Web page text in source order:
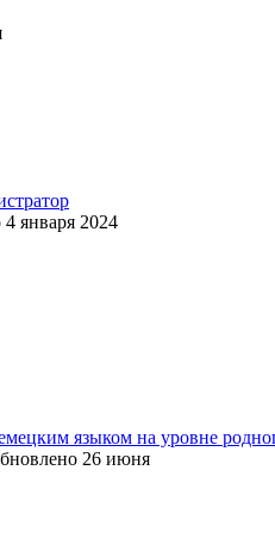
4 января 2024
языком на уровне
26 июня